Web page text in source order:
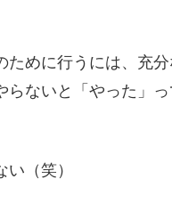
めに行うには、充
らないと「やった」
（笑）